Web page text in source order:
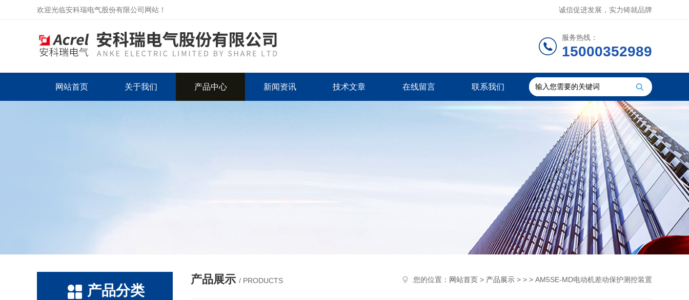
欢迎光临安科瑞电气股份有限公司网站！ 诚信促进发展，实力铸就品牌
服务热线：
15000352989
网站首页 关于我们 产品中心 新闻资讯 技术文章 在线留言 联系我们
产品分类
产品展示 / PRODUCTS 您的位置： 网站首页 > 产品展示 > > > AM5SE-MD电动机差动保护测控装置